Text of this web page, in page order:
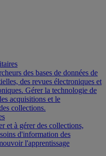
des bases de données de
des revues électroniques et
Gérer la technologie de
acquisitions et le
collections.
et à gérer des collections,
d'information des
l'apprentissage